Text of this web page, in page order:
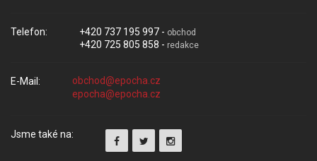
Telefon: +420 737 195 997 - obchod
+420 725 805 858 - redakce
E-Mail:
Jsme také na: